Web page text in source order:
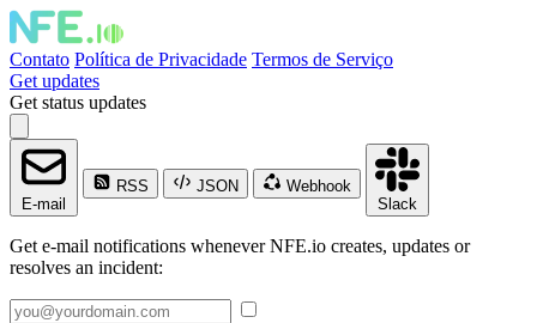
Contato Política de Privacidade Termos de Serviço
Get updates
Get status updates
E-mail
RSS JSON
Webhook
Slack
Get e-mail notifications whenever NFE.io creates, updates or
resolves an incident: